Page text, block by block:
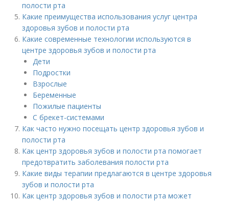
полости рта
Какие преимущества использования услуг центра
здоровья зубов и полости рта
Какие современные технологии используются в
центре здоровья зубов и полости рта
Дети
Подростки
Взрослые
Беременные
Пожилые пациенты
С брекет-системами
Как часто нужно посещать центр здоровья зубов и
полости рта
Как центр здоровья зубов и полости рта помогает
предотвратить заболевания полости рта
Какие виды терапии предлагаются в центре здоровья
зубов и полости рта
Как центр здоровья зубов и полости рта может